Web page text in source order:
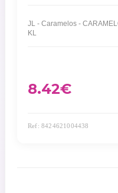
JL - Caramelos -
KL
8.42€
Ref: 8424621004438